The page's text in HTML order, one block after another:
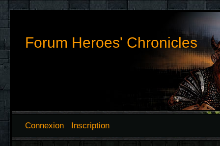
Forum Heroes' Chronicles
Connexion Inscription